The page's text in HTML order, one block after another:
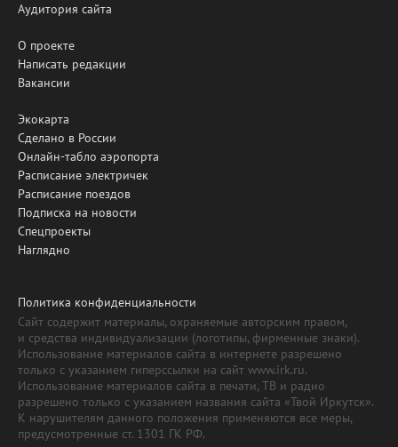
Аудитория сайта
О проекте
Написать редакции
Вакансии
Экокарта
Сделано в России
Онлайн-табло аэропорта
Расписание электричек
Расписание поездов
Подписка на новости
Спецпроекты
Наглядно
Политика конфиденциальности
Сайт содержит материалы, охраняемые авторским правом,
и средства индивидуализации (логотипы, фирменные знаки).
Использование материалов сайта в интернете разрешено
только с указанием гиперссылки на сайт www.irk.ru.
Использование материалов сайта в печати, ТВ и радио
разрешено только с указанием названия сайта «Твой Иркутск».
К нарушителям данного положения применяются все меры,
предусмотренные ст. 1301 ГК РФ.